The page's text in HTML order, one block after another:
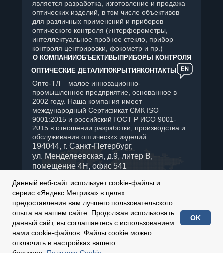
является разработка, изготовление и продажа
оптических изделий, в том числе объективов
для различных применений и приборов
оптического контроля (интерферометры,
интеллектуальное пробное стекло, прибор
контроля центрировки, фокометр и пр.)
О КОМПАНИИОБЪЕКТИВЫ ПРИБОРЫ КОНТРОЛЯ
ОПТИЧЕСКИЕ ДЕТАЛИ ПОКРЫТИЯ КОНТАКТЫ
Опто-ТЛ – малое инновационно-
промышленное предприятие, основанное в
2002 году. Наша компания имеет
международный Сертификат СМК ISO
9001:2015 и российский ГОСТ Р ИСО 9001-
2015 в отношении разработки, производства и
обслуживания оптических изделий.
194044, г. Санкт-Петербург,
ул. Менделеевская, д.9, литер В,
помещение 4Н, офис 541
+7 (812) 347-76-90
Отдел продаж:
sales@optotl.ru
По техническим вопросам:
technical_service@optotl.ru
2002-2026© ООО «Опто-ТЛ»
Сделано в
Данный веб-сайт использует cookie-файлы и
сервис «Яндекс Метрика» в целях
предоставления вам лучшего пользовательского
опыта на нашем сайте. Продолжая использовать
данный сайт, вы соглашаетесь с использованием
нами cookie-файлов. Файлы cookie можно
отключить в настройках вашего
OK